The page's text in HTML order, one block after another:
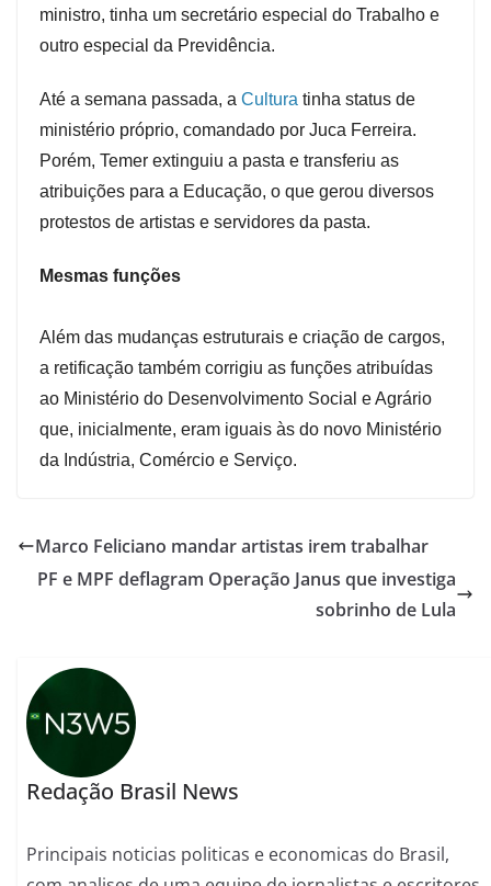
ministro, tinha um secretário especial do Trabalho e
outro especial da Previdência.
Até a semana passada, a Cultura tinha status de
ministério próprio, comandado por Juca Ferreira.
Porém, Temer extinguiu a pasta e transferiu as
atribuições para a Educação, o que gerou diversos
protestos de artistas e servidores da pasta.
Mesmas funções
Além das mudanças estruturais e criação de cargos,
a retificação também corrigiu as funções atribuídas
ao Ministério do Desenvolvimento Social e Agrário
que, inicialmente, eram iguais às do novo Ministério
da Indústria, Comércio e Serviço.
Marco Feliciano mandar artistas irem trabalhar
PF e MPF deflagram Operação Janus que investiga
sobrinho de Lula
Redação Brasil News
Principais noticias politicas e economicas do Brasil,